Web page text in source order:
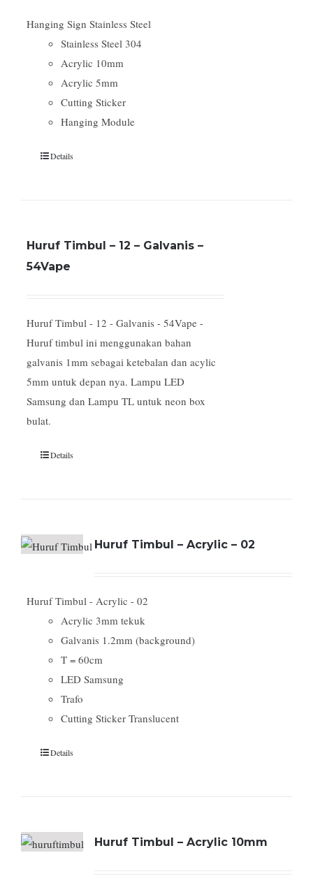
Hanging Sign Stainless Steel
Stainless Steel 304
Acrylic 10mm
Acrylic 5mm
Cutting Sticker
Hanging Module
Details
Huruf Timbul – 12 – Galvanis –
54Vape
Huruf Timbul - 12 - Galvanis - 54Vape -
Huruf timbul ini menggunakan bahan
galvanis 1mm sebagai ketebalan dan acylic
5mm untuk depan nya. Lampu LED
Samsung dan Lampu TL untuk neon box
bulat.
Details
Huruf Timbul – Acrylic – 02
Huruf Timbul - Acrylic - 02
Acrylic 3mm tekuk
Galvanis 1.2mm (background)
T = 60cm
LED Samsung
Trafo
Cutting Sticker Translucent
Details
Huruf Timbul – Acrylic 10mm